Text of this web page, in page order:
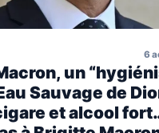
6
un
Sauvage de
et alcool